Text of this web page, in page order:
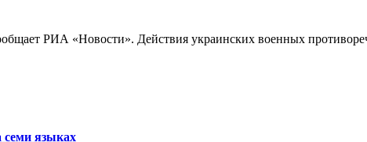
РИА «Новости». Действия украинских военных
семи языках